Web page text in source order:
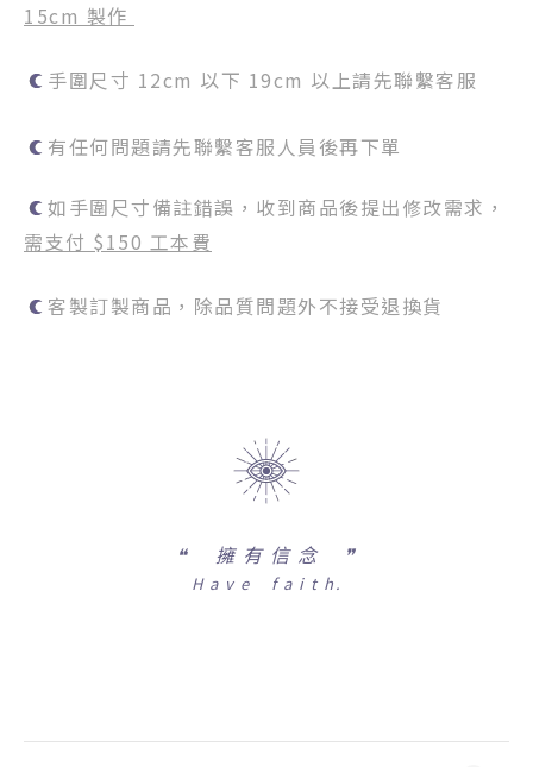
15cm 製作
手圍尺寸 12cm 以下 19cm 以上請先聯繫客服
有任何問題請先聯繫客服人員後再下單
如手圍尺寸備註錯誤，收到商品後提出修改需求，
需支付 $150 工本費
客製訂製商品，除品質問題外不接受退換貨
❝ 擁 有 信 念 ❞
H a v e f a i t h.